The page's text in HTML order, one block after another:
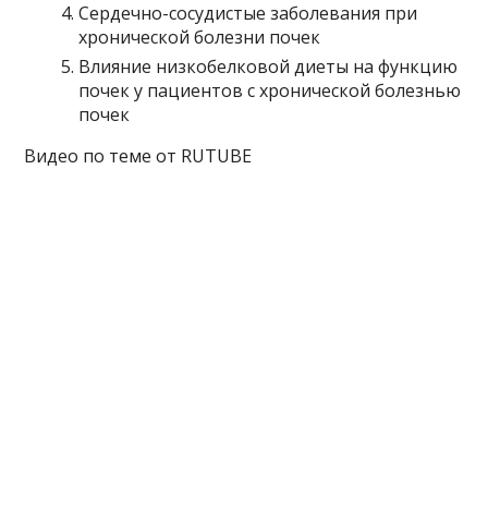
Сердечно-сосудистые заболевания при
хронической болезни почек
Влияние низкобелковой диеты на функцию
почек у пациентов с хронической болезнью
почек
Видео по теме от RUTUBE